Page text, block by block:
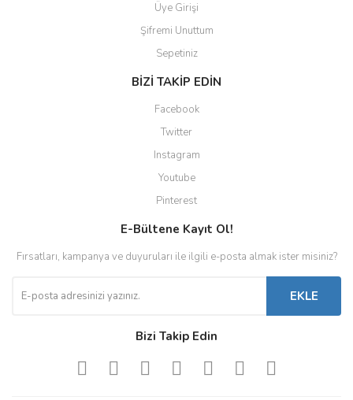
Üye Girişi
Şifremi Unuttum
Sepetiniz
BİZİ TAKİP EDİN
Facebook
Twitter
Instagram
Youtube
Pinterest
E-Bültene Kayıt Ol!
Fırsatları, kampanya ve duyuruları ile ilgili e-posta almak ister misiniz?
EKLE
Bizi Takip Edin